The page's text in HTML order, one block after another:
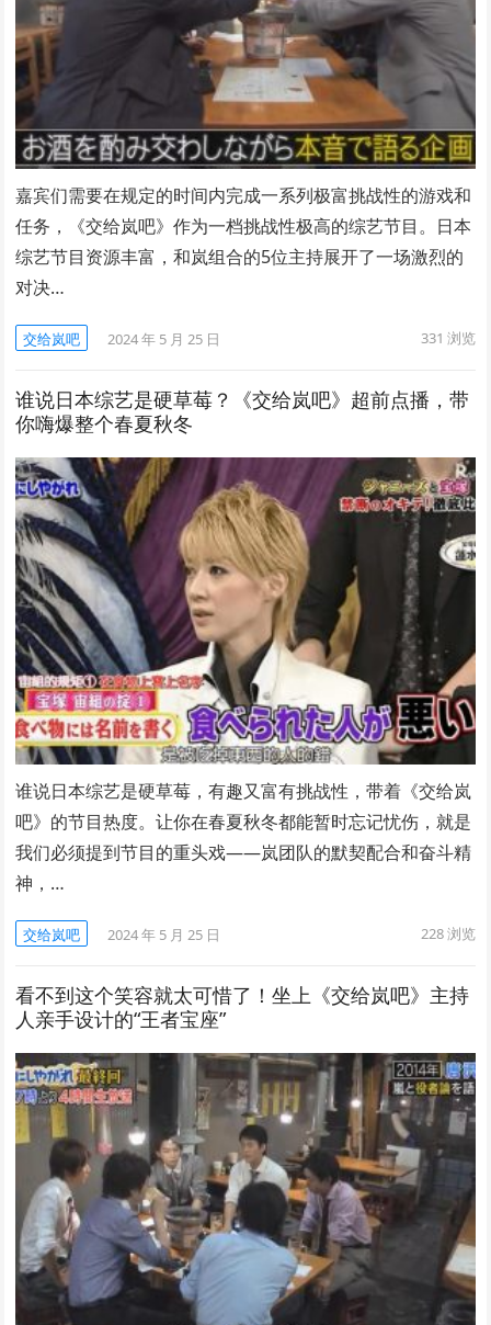
嘉宾们需要在规定的时间内完成一系列极富挑战性的游戏和
任务，《交给岚吧》作为一档挑战性极高的综艺节目。日本
综艺节目资源丰富，和岚组合的5位主持展开了一场激烈的
对决…
交给岚吧 2024 年 5 月 25 日 331 浏览
谁说日本综艺是硬草莓？《交给岚吧》超前点播，带
你嗨爆整个春夏秋冬
谁说日本综艺是硬草莓，有趣又富有挑战性，带着《交给岚
吧》的节目热度。让你在春夏秋冬都能暂时忘记忧伤，就是
我们必须提到节目的重头戏——岚团队的默契配合和奋斗精
神，…
交给岚吧 2024 年 5 月 25 日 228浏览
看不到这个笑容就太可惜了！坐上《交给岚吧》主持
人亲手设计的“王者宝座”